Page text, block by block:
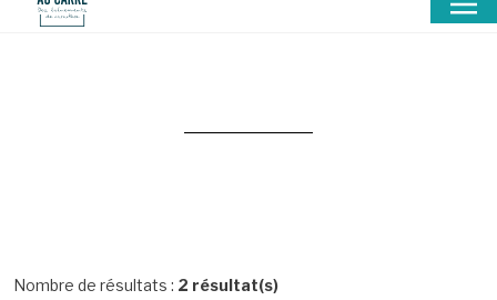
Nombre de résultats : 2 résultat(s)